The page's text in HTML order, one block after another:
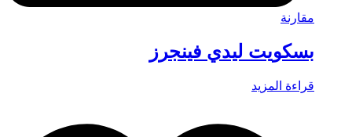
مقارنة
بسكويت ليدي فينجرز
قراءة المزيد